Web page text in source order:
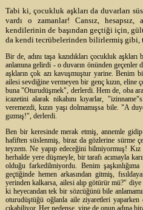
Tabi ki, çocukluk aşkları da duvarları
vardı o zamanlar! Cansız,
kendilerinin de başından geçtiği için,
da kendi tecrübelerinden bilirlermiş gibi,
Bir de, adını taşa kazıdıkları çocukluk
anlamına gelirdi - o duvarın önünden geçenler
aşkların çok azı kavuşmuştur yarine. Benim
ailesi sevdiğine vermeyen bir genç kızın, eline
buna "Oturudüşmek", derlerdi. Hem de, oba
icazetini alarak nikahını kıyarlar,
veremezdi, kızın yaşı dolmamışsa bile. "A
gızmış!", derlerdi.
Ben bir keresinde merak etmiş, annemle
hafiften süslenmiş, biraz da gözlerine sürme
teyzem. Ne yapıp edeceğini bilmiyormuş!
herhalde yere düşmeyle, bir tarafı acımayla
olduğu farkedilmiyordu. Benim
geçtiğinde hemen arkasından gitmiş,
yerinden kalkarsa, ailesi alıp götürür mü?" diye
ki heyecandan tek bir sözcüğünü bile
oturudüştüğü oğlanla aile ziyaretleri yaparken